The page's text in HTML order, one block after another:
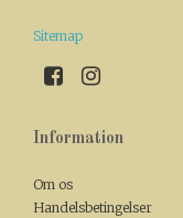
Sitemap
Information
Om os
Handelsbetingelser